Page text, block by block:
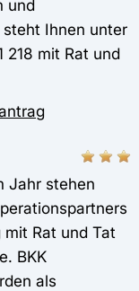
und
Ihnen unter
218 mit Rat und
Jahr stehen
Rat und Tat
BKK
als